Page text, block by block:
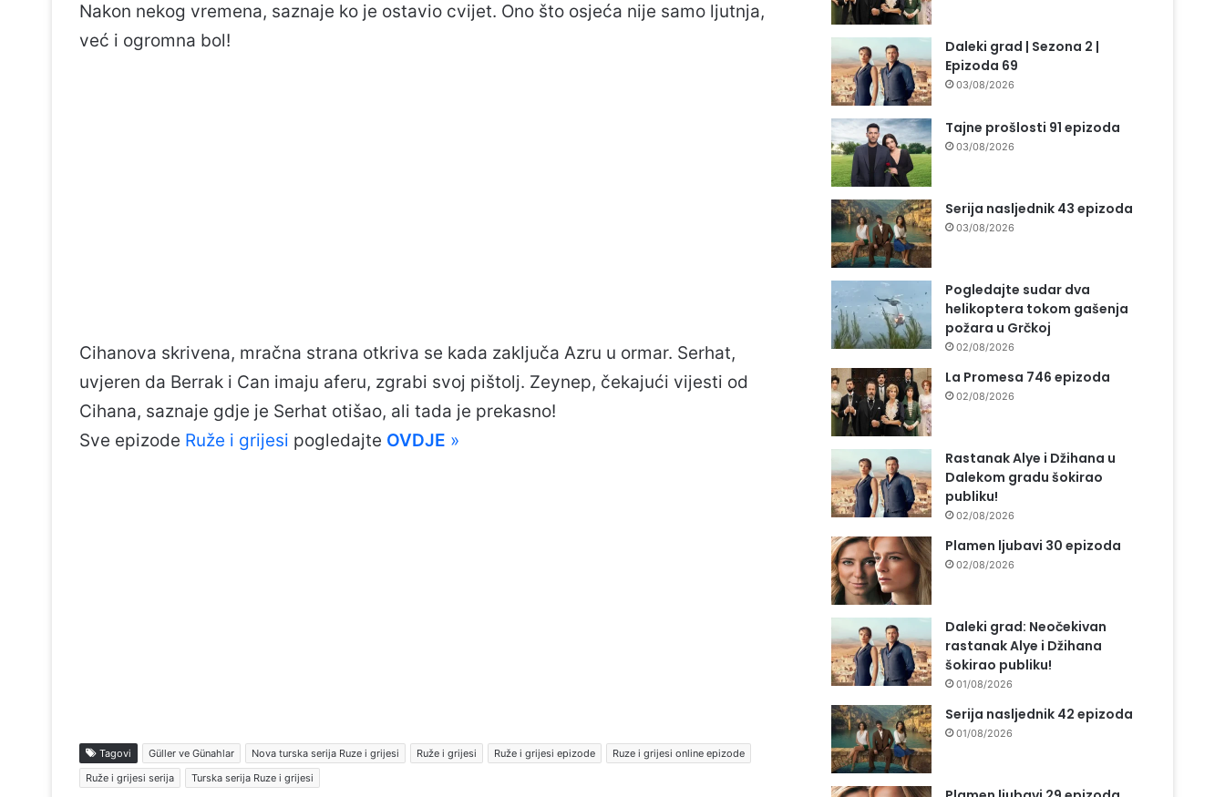
Nakon nekog vremena, saznaje ko je ostavio cvijet. Ono što osjeća nije samo ljutnja,
već i ogromna bol!
Cihanova skrivena, mračna strana otkriva se kada zaključa Azru u ormar. Serhat,
uvjeren da Berrak i Can imaju aferu, zgrabi svoj pištolj. Zeynep, čekajući vijesti od
Cihana, saznaje gdje je Serhat otišao, ali tada je prekasno!
Sve epizode Ruže i grijesi pogledajte OVDJE »
Tagovi Güller ve Günahlar Nova turska serija Ruze i grijesi Ruže i grijesi Ruže i grijesi epizode
Ruze i grijesi online epizode
Ruže i grijesi serija
Turska serija Ruze i grijesi
Daleki grad | Sezona 2 |
Epizoda 69
03/08/2026
Tajne prošlosti 91 epizoda
03/08/2026
Serija nasljednik 43 epizoda
03/08/2026
Pogledajte sudar dva
helikoptera tokom gašenja
požara u Grčkoj
02/08/2026
La Promesa 746 epizoda
02/08/2026
Rastanak Alye i Džihana u
Dalekom gradu šokirao
publiku!
02/08/2026
Plamen ljubavi 30 epizoda
02/08/2026
Daleki grad: Neočekivan
rastanak Alye i Džihana
šokirao publiku!
01/08/2026
Serija nasljednik 42 epizoda
01/08/2026